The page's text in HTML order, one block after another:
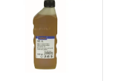
rozpúšťa a odstraňuje
staré mazivá či...